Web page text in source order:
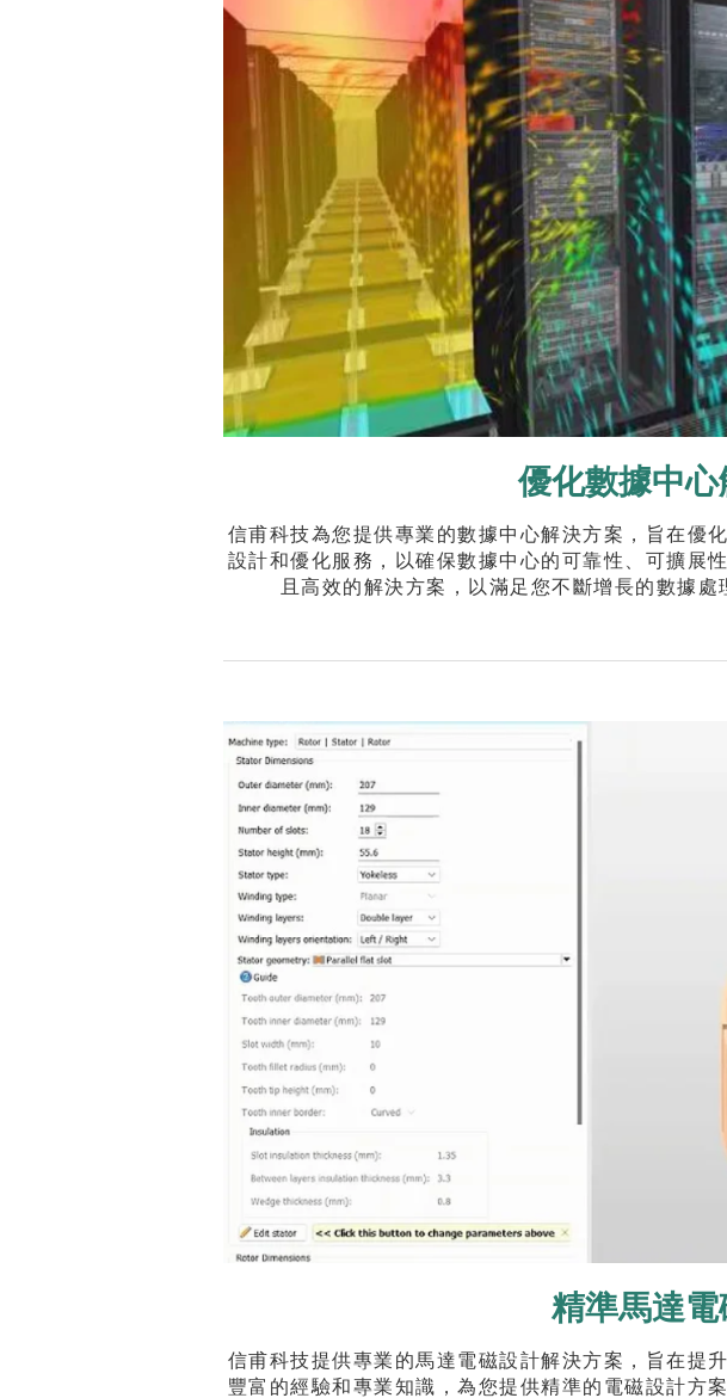
優化數據中
信甫科技為您提供專業的數據中心解決方案，旨在優
設計和優化服務，以確保數據中心的可靠性、可擴展
且高效的解決方案，以滿足您不斷增長的數據
精準馬達
信甫科技提供專業的馬達電磁設計解決方案，旨在提
豐富的經驗和專業知識，為您提供精準的電磁設計方